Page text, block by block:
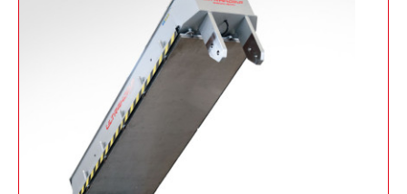
Ultrakomp
Kontinuierliche Zyklen bequem und sicher.